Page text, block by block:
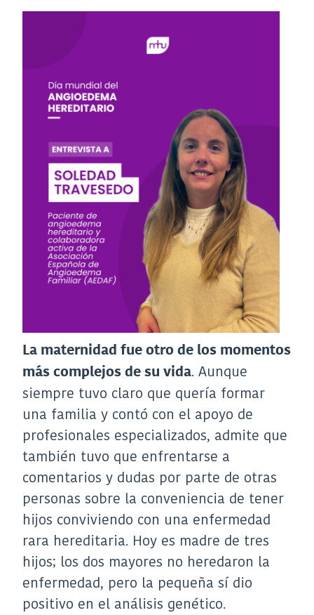
La maternidad fue otro de los momentos
más complejos de su vida. Aunque
siempre tuvo claro que quería formar
una familia y contó con el apoyo de
profesionales especializados, admite que
también tuvo que enfrentarse a
comentarios y dudas por parte de otras
personas sobre la conveniencia de tener
hijos conviviendo con una enfermedad
rara hereditaria. Hoy es madre de tres
hijos; los dos mayores no heredaron la
enfermedad, pero la pequeña sí dio
positivo en el análisis genético.